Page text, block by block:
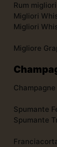
Rum migliori
Migliori
Migliori
Migliore
Spumante
Spumante